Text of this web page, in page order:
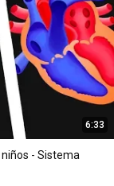
6:33
- Sistema